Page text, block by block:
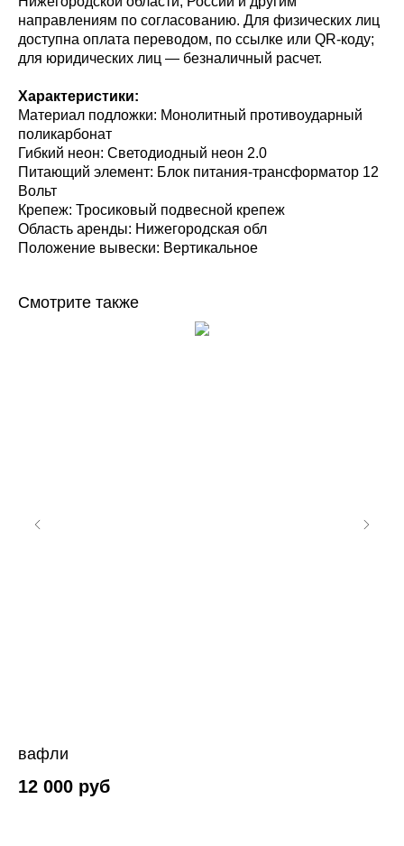
направлениям по согласованию. Для физических лиц
доступна оплата переводом, по ссылке или QR-коду;
для юридических лиц — безналичный расчет.
Характеристики:
Материал подложки: Монолитный противоударный
поликарбонат
Гибкий неон: Светодиодный неон 2.0
Питающий элемент: Блок питания-трансформатор 12
Вольт
Крепеж: Тросиковый подвесной крепеж
Область аренды: Нижегородская обл
Положение вывески: Вертикальное
Смотрите также
вафли
12 000 руб